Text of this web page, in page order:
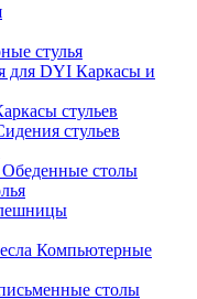
стулья
Каркасы и
стульев
стульев
Обеденные столы
Компьютерные